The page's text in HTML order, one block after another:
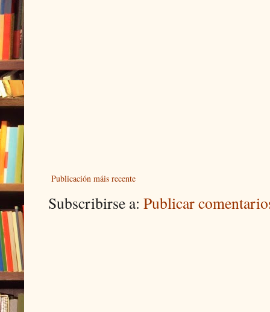
Publicación máis recente
Subscribirse a: Publicar